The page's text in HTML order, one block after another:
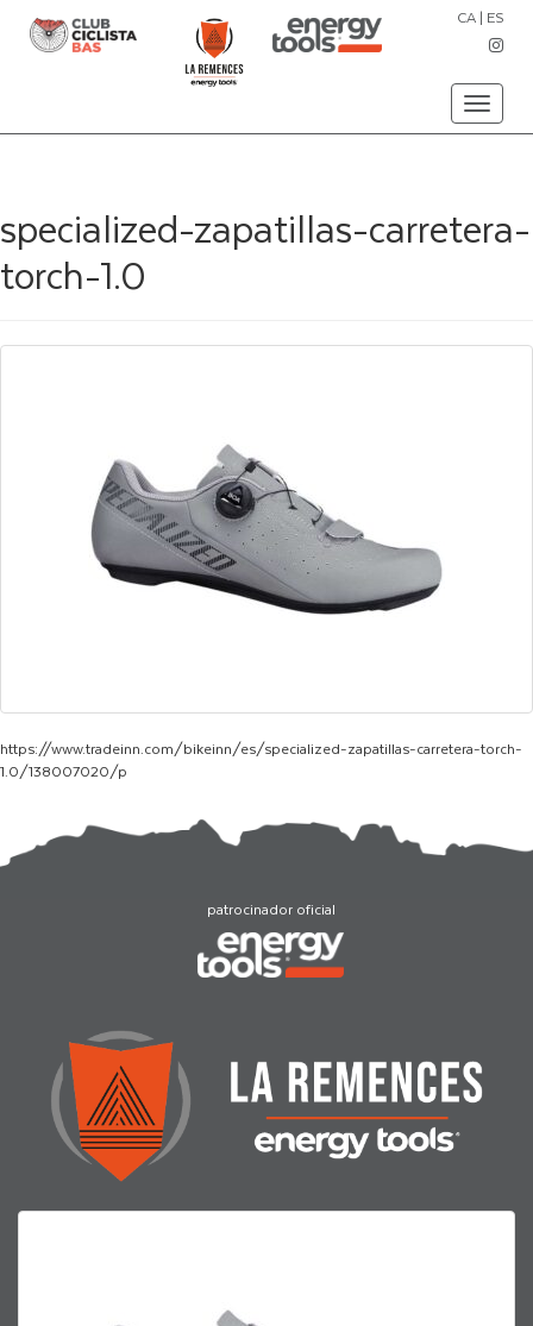
Toggle
CA | ES
specialized-zapatillas-carretera-
torch-1.0
https://www.tradeinn.com/bikeinn/es/specialized-zapatillas-carretera-torch-
1.0/138007020/p
patrocinador oficial